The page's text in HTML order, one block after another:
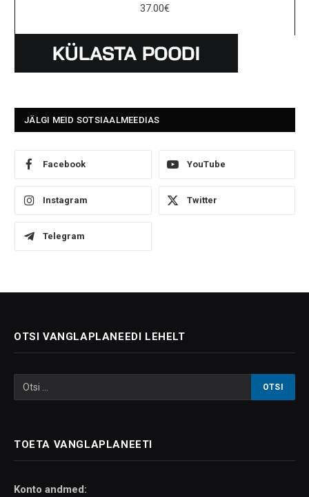
37.00€
JÄLGI MEID SOTSIAALMEEDIAS
Facebook YouTube
Instagram Twitter
Telegram
OTSI VANGLAPLANEEDI LEHELT
TOETA VANGLAPLANEETI
Konto andmed: